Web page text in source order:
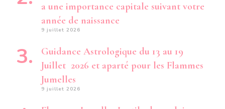
a une importance capitale suivant votre
année de naissance
9 juillet 2026
Guidance Astrologique du 13 au 19
Juillet 2026 et aparté pour les Flammes
Jumelles
9 juillet 2026